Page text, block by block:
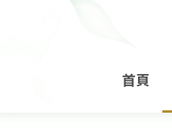
首頁